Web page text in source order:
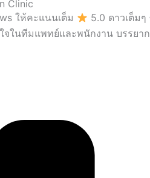
Clinic
ให้คะแนนเต็ม
5.0 ดาวเต็ม
จในทีมแพทย์และพนักงาน บรรย